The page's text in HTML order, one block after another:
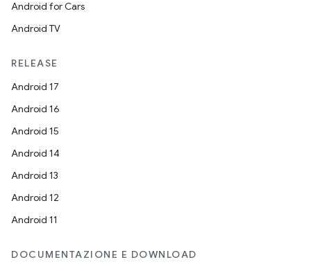
Android for Cars
Android TV
RELEASE
Android 17
Android 16
Android 15
Android 14
Android 13
Android 12
Android 11
DOCUMENTAZIONE E DOWNLOAD